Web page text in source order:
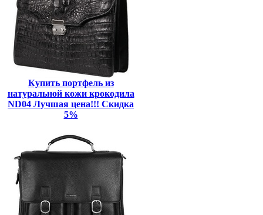
Купить портфель из
натуральной кожи крокодила
ND04 Лучшая цена!!! Скидка
5%